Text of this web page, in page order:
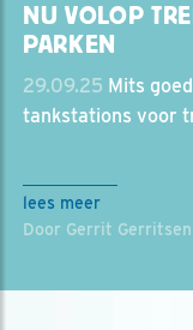
NU VOLOP
PARKEN
29.09.25 Mits
tankstations voor
lees meer
Door Gerrit Gerritsen